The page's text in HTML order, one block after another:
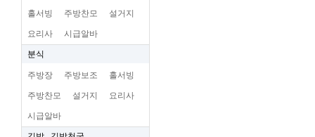
홀서빙 주방찬모 설거지
요리사 시급알바
분식
주방장 주방보조 홀서빙
주방찬모 설거지 요리사
시급알바